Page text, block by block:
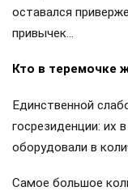
оставался
привычек…
Кто в теремочке
Единственной
госрезиденции: их
оборудовали в
Самое большое